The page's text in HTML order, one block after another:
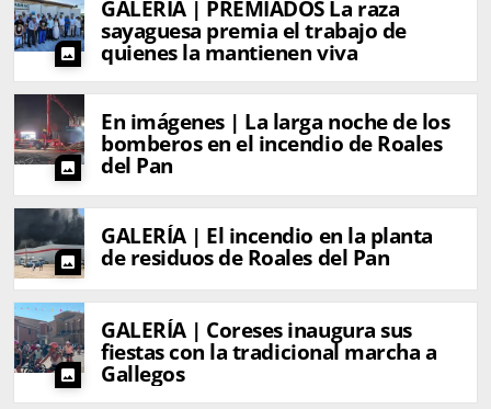
photo
GALERÍA | PREMIADOS La raza
sayaguesa premia el trabajo de
quienes la mantienen viva
photo
En imágenes | La larga noche de los
bomberos en el incendio de Roales
del Pan
photo
GALERÍA | El incendio en la planta
de residuos de Roales del Pan
photo
GALERÍA | Coreses inaugura sus
fiestas con la tradicional marcha a
Gallegos